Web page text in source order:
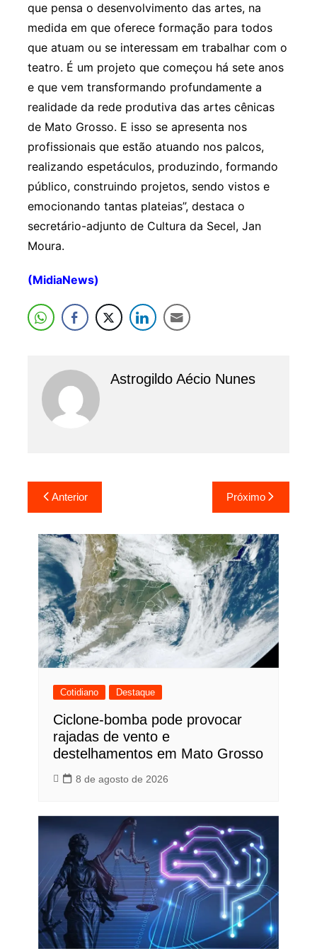
que pensa o desenvolvimento das artes, na
medida em que oferece formação para todos
que atuam ou se interessam em trabalhar com o
teatro. É um projeto que começou há sete anos
e que vem transformando profundamente a
realidade da rede produtiva das artes cênicas
de Mato Grosso. E isso se apresenta nos
profissionais que estão atuando nos palcos,
realizando espetáculos, produzindo, formando
público, construindo projetos, sendo vistos e
emocionando tantas plateias”, destaca o
secretário-adjunto de Cultura da Secel, Jan
Moura.
(MidiaNews)
Astrogildo Aécio Nunes
Navegação
de
Post
Anterior Próximo
Cotidiano Destaque
Ciclone-bomba pode provocar
rajadas de vento e
destelhamentos em Mato Grosso
8 de agosto de 2026